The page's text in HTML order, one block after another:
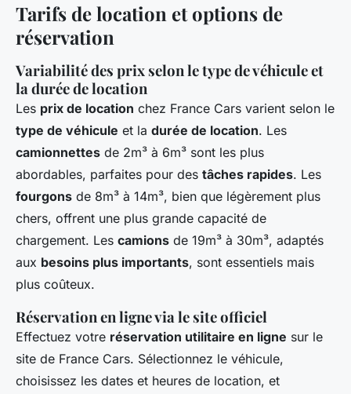
Tarifs de location et options de
réservation
Variabilité des prix selon le type de véhicule et
la durée de location
Les prix de location chez France Cars varient selon le
type de véhicule et la durée de location. Les
camionnettes de 2m³ à 6m³ sont les plus
abordables, parfaites pour des tâches rapides. Les
fourgons de 8m³ à 14m³, bien que légèrement plus
chers, offrent une plus grande capacité de
chargement. Les camions de 19m³ à 30m³, adaptés
aux besoins plus importants, sont essentiels mais
plus coûteux.
Réservation en ligne via le site officiel
Effectuez votre réservation utilitaire en ligne sur le
site de France Cars. Sélectionnez le véhicule,
choisissez les dates et heures de location, et